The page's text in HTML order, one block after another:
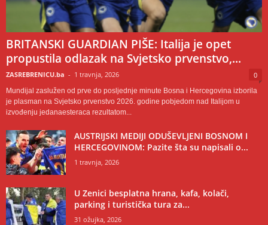
BRITANSKI GUARDIAN PIŠE: Italija je opet
propustila odlazak na Svjetsko prvenstvo,...
ZASREBRENICU.ba - 1 travnja, 2026 0
Mundijal zaslužen od prve do posljednje minute Bosna i Hercegovina izborila
je plasman na Svjetsko prvenstvo 2026. godine pobjedom nad Italijom u
izvođenju jedanaesteraca rezultatom...
AUSTRIJSKI MEDIJI ODUŠEVLJENI BOSNOM I
HERCEGOVINOM: Pazite šta su napisali o...
1 travnja, 2026
U Zenici besplatna hrana, kafa, kolači,
parking i turistička tura za...
31 ožujka, 2026